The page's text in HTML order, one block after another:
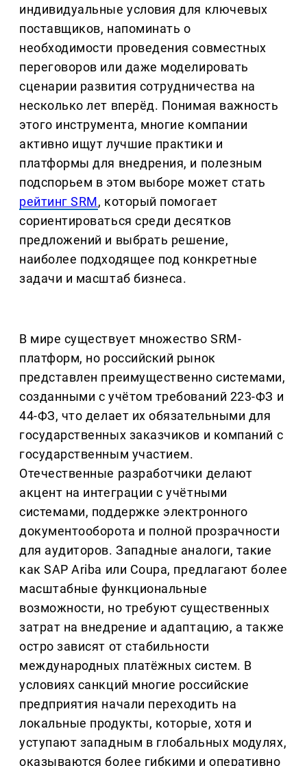
индивидуальные условия для ключевых
поставщиков, напоминать о
необходимости проведения совместных
переговоров или даже моделировать
сценарии развития сотрудничества на
несколько лет вперёд. Понимая важность
этого инструмента, многие компании
активно ищут лучшие практики и
платформы для внедрения, и полезным
подспорьем в этом выборе может стать
рейтинг SRM, который помогает
сориентироваться среди десятков
предложений и выбрать решение,
наиболее подходящее под конкретные
задачи и масштаб бизнеса.
В мире существует множество SRM-
платформ, но российский рынок
представлен преимущественно системами,
созданными с учётом требований 223-ФЗ и
44-ФЗ, что делает их обязательными для
государственных заказчиков и компаний с
государственным участием.
Отечественные разработчики делают
акцент на интеграции с учётными
системами, поддержке электронного
документооборота и полной прозрачности
для аудиторов. Западные аналоги, такие
как SAP Ariba или Coupa, предлагают более
масштабные функциональные
возможности, но требуют существенных
затрат на внедрение и адаптацию, а также
остро зависят от стабильности
международных платёжных систем. В
условиях санкций многие российские
предприятия начали переходить на
локальные продукты, которые, хотя и
уступают западным в глобальных модулях,
оказываются более гибкими и оперативно